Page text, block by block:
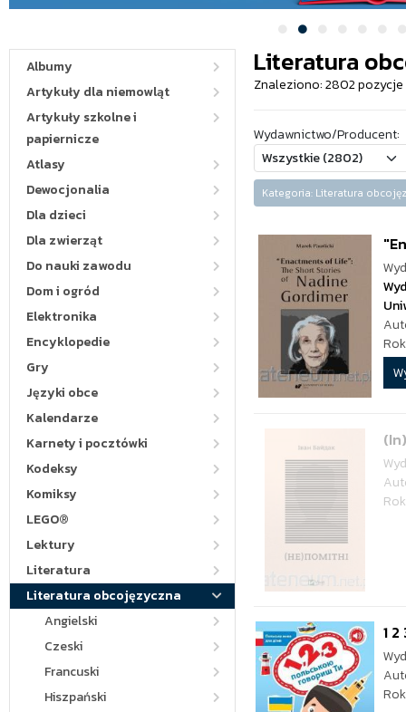
Albumy
Artykuły dla niemowląt
Artykuły szkolne i
papiernicze
Atlasy
Dewocjonalia
Dla dzieci
Dla zwierząt
Do nauki zawodu
Dom i ogród
Elektronika
Encyklopedie
Gry
Języki obce
Kalendarze
Karnety i pocztówki
Kodeksy
Komiksy
LEGO®
Lektury
Literatura
Literatura obcojęzyczna
Angielski
Czeski
Francuski
Hiszpański
Literatura
Znaleziono: 2802 pozycje
Wydawnictwo/Producent:
Kategoria: Literatura
1